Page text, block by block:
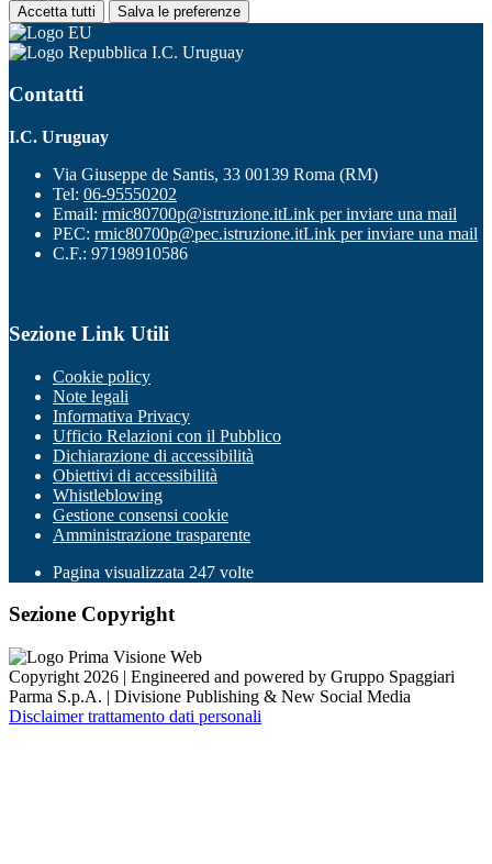
Accetta tutti Salva le preferenze
I.C. Uruguay
Contatti
I.C. Uruguay
Via Giuseppe de Santis, 33 00139 Roma (RM)
Tel: 06-95550202
Email: rmic80700p@istruzione.itLink per inviare una mail
PEC: rmic80700p@pec.istruzione.itLink per inviare una mail
C.F.: 97198910586
Sezione Link Utili
Cookie policy
Note legali
Informativa Privacy
Ufficio Relazioni con il Pubblico
Dichiarazione di accessibilità
Obiettivi di accessibilità
Whistleblowing
Gestione consensi cookie
Amministrazione trasparente
Pagina visualizzata 247 volte
Sezione Copyright
Copyright 2026 | Engineered and powered by Gruppo Spaggiari
Parma S.p.A. | Divisione Publishing & New Social Media
Disclaimer trattamento dati personali